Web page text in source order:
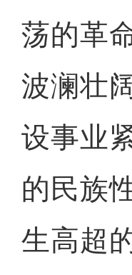
荡的革
波澜壮
设事业
的民族
生高超